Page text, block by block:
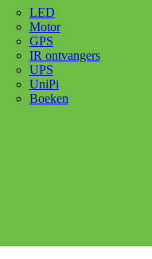
LED
Motor
GPS
IR ontvangers
UPS
UniPi
Boeken